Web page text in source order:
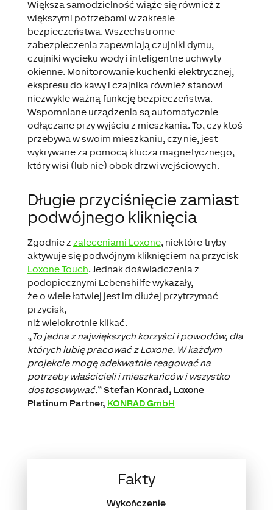
Większa samodzielność wiąże się również z
większymi potrzebami w zakresie
bezpieczeństwa. Wszechstronne
zabezpieczenia zapewniają czujniki dymu,
czujniki wycieku wody i inteligentne uchwyty
okienne. Monitorowanie kuchenki elektrycznej,
ekspresu do kawy i czajnika również stanowi
niezwykle ważną funkcję bezpieczeństwa.
Wspomniane urządzenia są automatycznie
odłączane przy wyjściu z mieszkania. To, czy ktoś
przebywa w swoim mieszkaniu, czy nie, jest
wykrywane za pomocą klucza magnetycznego,
który wisi (lub nie) obok drzwi wejściowych.
Długie przyciśnięcie zamiast
podwójnego kliknięcia
Zgodnie z zaleceniami Loxone, niektóre tryby
aktywuje się podwójnym kliknięciem na przycisk
Loxone Touch. Jednak doświadczenia z
podopiecznymi Lebenshilfe wykazały,
że o wiele łatwiej jest im dłużej przytrzymać
przycisk,
niż wielokrotnie klikać.
„To jedna z największych korzyści i powodów, dla
których lubię pracować z Loxone. W każdym
projekcie mogę adekwatnie reagować na
potrzeby właścicieli i mieszkańców i wszystko
dostosowywać.”Stefan Konrad, Loxone
Platinum Partner, KONRAD GmbH
Fakty
Wykończenie